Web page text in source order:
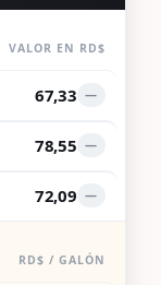
VALOR EN RD$
67,33 —
78,55 —
72,09 —
RD$ / GALÓN